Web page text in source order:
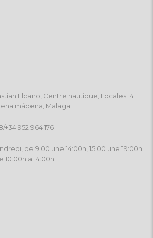
Elcano, Centre nautique, Locales 14
Malaga
/+34 952 964 176
de 9:00 une 14:00h, 15:00 une 19:00h
10:00h a 14:00h